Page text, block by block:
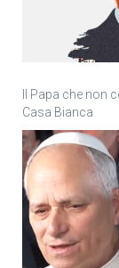
Il Papa che non
Casa Bianca